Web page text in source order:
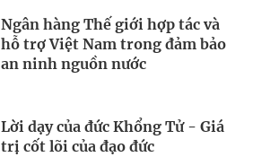
Ngân hàng Thế giới hợp tác và
hỗ trợ Việt Nam trong đảm bảo
an ninh nguồn nước
Lời dạy của đức Khổng Tử - Giá
trị cốt lõi của đạo đức